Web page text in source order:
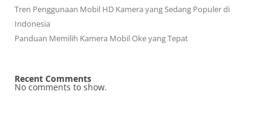
Tren Penggunaan Mobil HD Kamera yang Sedang Populer di
Indonesia
Panduan Memilih Kamera Mobil Oke yang Tepat
Recent Comments
No comments to show.